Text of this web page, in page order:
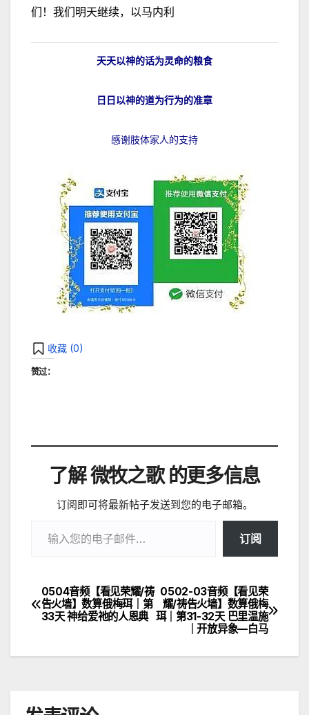
们！我们明天继续，以马内利
天天以神的话为灵命的粮食
日日以神的道为行为的准章
感谢肢体家人的支持
收藏 (0)
赞过：
了解 微牧之歌 的更多信息
订阅即可将最新帖子发送到您的电子邮箱。
订阅
文
章
导
0502-03音频【看见荣
耀/祷告火墙】数算俄梅
珥｜第31-32天 巴里温施
｜开放异象—白马
0504音频【看见荣耀/祷
告火墙】数算俄梅珥｜第
33天 神给爱祂的人恩典